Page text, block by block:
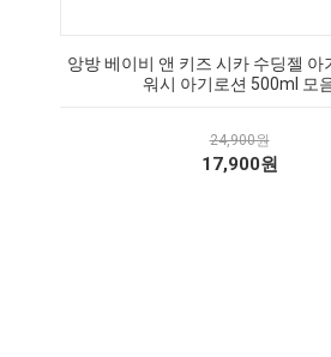
앙방 베이비 앤 키즈 시카 수딩젤 아
워시 아기로션 500ml 모
24,900원
17,900원